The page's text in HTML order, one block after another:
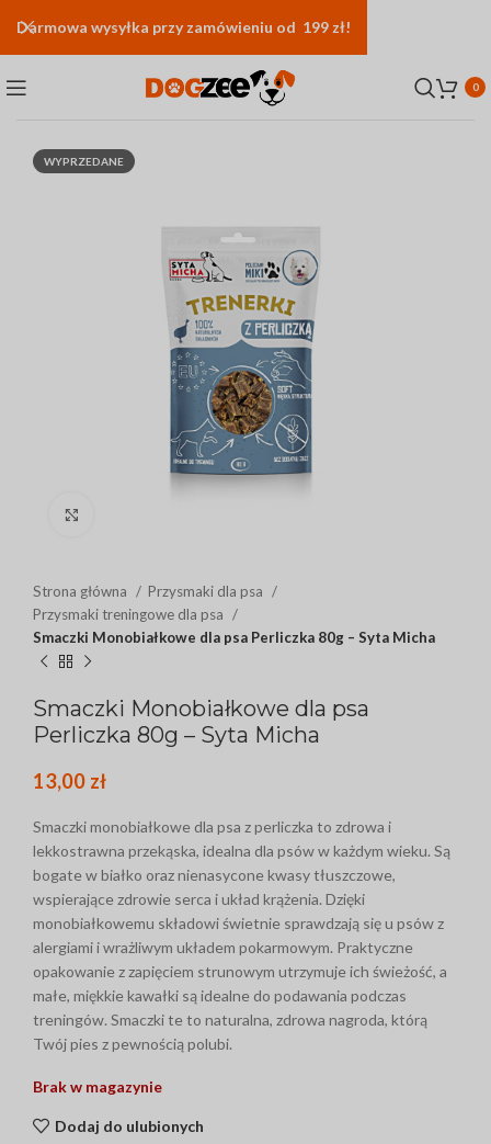
0
WYPRZEDANE
Strona główna
Przysmaki dla psa
Przysmaki treningowe dla psa
Smaczki Monobiałkowe dla psa Perliczka 80g – Syta Micha
Smaczki Monobiałkowe dla psa
Perliczka 80g – Syta Micha
13,00 zł
Smaczki monobiałkowe dla psa z perliczka to zdrowa i
lekkostrawna przekąska, idealna dla psów w każdym wieku. Są
bogate w białko oraz nienasycone kwasy tłuszczowe,
wspierające zdrowie serca i układ krążenia. Dzięki
monobiałkowemu składowi świetnie sprawdzają się u psów z
alergiami i wrażliwym układem pokarmowym. Praktyczne
opakowanie z zapięciem strunowym utrzymuje ich świeżość, a
małe, miękkie kawałki są idealne do podawania podczas
treningów. Smaczki te to naturalna, zdrowa nagroda, którą
Twój pies z pewnością polubi.
Brak w magazynie
Dodaj do ulubionych
Darmowa wysyłka przy zamówieniu od 199 zł!